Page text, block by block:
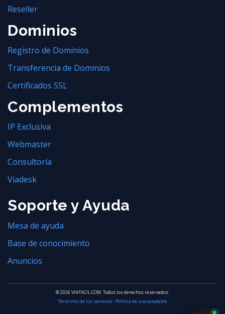
Reseller
Dominios
Registro de Dominios
Transferencia de Dominios
Certificados SSL
Complementos
IP Exclusiva
Webmaster
Consultoría
Viadesk
Soporte y Ayuda
Mesa de ayuda
Base de conocimiento
Anuncios
© 2026 VIAFACIL.COM. Todos los derechos reservados.
Términos de los servicios· Política de uso aceptable